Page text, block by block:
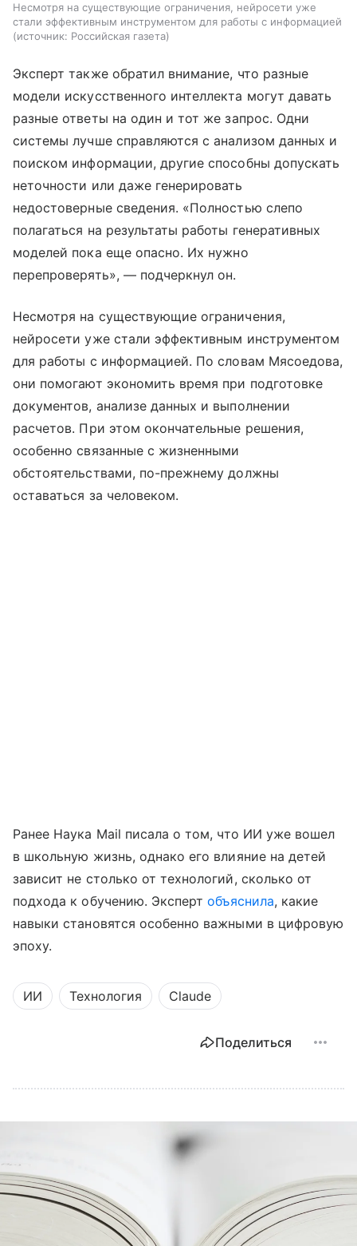
Несмотря на существующие ограничения, нейросети уже
стали эффективным инструментом для работы с информацией
источник: Российская газета
Эксперт также обратил внимание, что разные
модели искусственного интеллекта могут давать
разные ответы на один и тот же запрос. Одни
системы лучше справляются с анализом данных и
поиском информации, другие способны допускать
неточности или даже генерировать
недостоверные сведения. «Полностью слепо
полагаться на результаты работы генеративных
моделей пока еще опасно. Их нужно
перепроверять», — подчеркнул он.
Несмотря на существующие ограничения,
нейросети уже стали эффективным инструментом
для работы с информацией. По словам Мясоедова,
они помогают экономить время при подготовке
документов, анализе данных и выполнении
расчетов. При этом окончательные решения,
особенно связанные с жизненными
обстоятельствами, по-прежнему должны
оставаться за человеком.
Ранее Наука Mail писала о том, что ИИ уже вошел
в школьную жизнь, однако его влияние на детей
зависит не столько от технологий, сколько от
подхода к обучению. Экспертобъяснила, какие
навыки становятся особенно важными в цифровую
эпоху.
ИИ Технология Claude
Поделиться